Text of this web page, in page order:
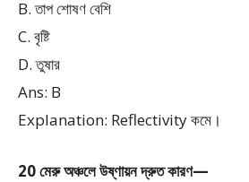
B. তাপ শোষণ বেশি
C. বৃষ্টি
D. তুষার
Ans: B
Explanation: Reflectivity কমে।
20 মেরু অঞ্চলে উষ্ণায়ন দ্রুত কারণ—